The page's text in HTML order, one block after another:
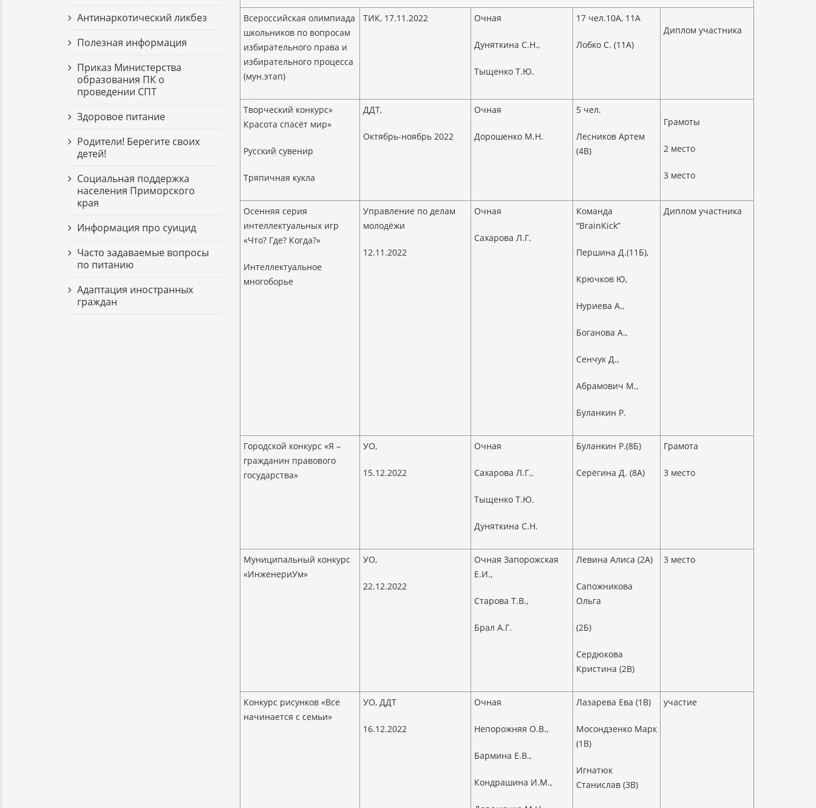
Антинаркотический ликбез
Полезная информация
Приказ Министерства
образования ПК о
проведении СПТ
Здоровое питание
Родители! Берегите своих
детей!
Cоциальная поддержка
населения Приморского
края
Информация про суицид
Часто задаваемые вопросы
по питанию
Адаптация иностранных
граждан
Всероссийская олимпиада
школьников по вопросам
избирательного права и
избирательного процесса
(мун.этап)
ТИК, 17.11.2022 Очная
Дуняткина С.Н.,
Тыщенко Т.Ю.
17 чел.10А, 11А
Лобко С. (11А)
Диплом участника
Творческий конкурс»
Красота спасёт мир»
Русский сувенир
Тряпичная кукла
ДДТ,
Октябрь-ноябрь 2022
Очная
Дорошенко М.Н.
5 чел.
Лесников Артем
(4В)
Грамоты
2 место
3 место
Осенняя серия
интеллектуальных игр
«Что? Где? Когда?»
Интеллектуальное
многоборье
Управление по делам
молодёжи
12.11.2022
Очная
Сахарова Л.Г.
Команда
“BrainKick”
Першина Д.(11Б),
Крючков Ю,
Нуриева А.,
Боганова А.,
Сенчук Д.,
Абрамович М.,
Буланкин Р.
Диплом участника
Городской конкурс «Я –
гражданин правового
государства»
УО,
15.12.2022
Очная
Сахарова Л.Г.,
Тыщенко Т.Ю.
Дуняткина С.Н.
Буланкин Р.(8Б)
Серёгина Д. (8А)
Грамота
3 место
Муниципальный конкурс
«ИнженериУм»
УО,
22.12.2022
Очная Запорожская
Е.И.,
Старова Т.В.,
Брал А.Г.
Левина Алиса (2А)
Сапожникова
Ольга
(2Б)
Сердюкова
Кристина (2В)
3 место
Конкурс рисунков «Все
начинается с семьи»
УО, ДДТ
16.12.2022
Очная
Непорожняя О.В.,
Бармина Е.В.,
Кондрашина И.М.,
Лазарева Ева (1В)
Мосондзенко Марк
(1В)
Игнатюк
Станислав (3В)
участие